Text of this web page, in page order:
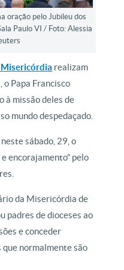
oração pelo Jubileu dos
Paulo VI / Foto: Alessia
realizam
o Papa Francisco
à missão deles de
mundo despedaçado.
sábado, 29, o
encorajamento” pelo
da Misericórdia de
padres de dioceses ao
e conceder
normalmente são